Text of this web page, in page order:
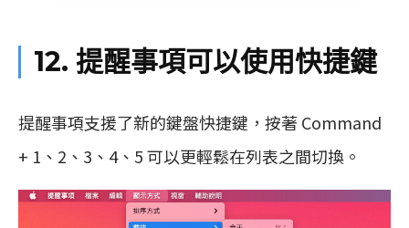
12. 提醒事項可以使用快捷鍵
提醒事項支援了新的鍵盤快捷鍵，按著 Command
+ 1、2、3、4、5 可以更輕鬆在列表之間切換。